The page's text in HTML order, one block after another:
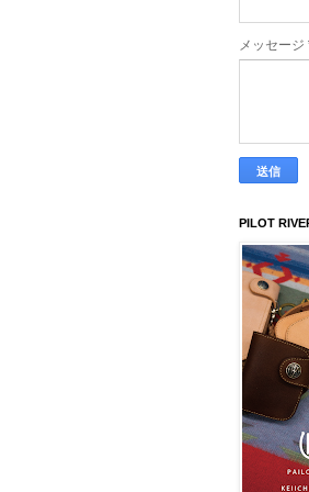
メッセージ
PILOT